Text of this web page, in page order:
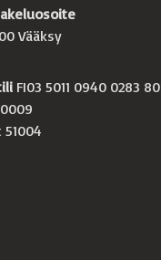
Vääksy
FI03 5011 0940 0283 80